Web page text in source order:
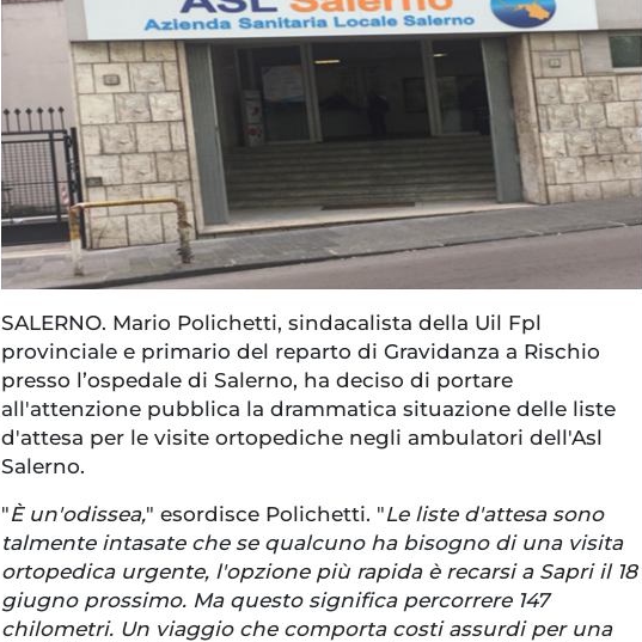
SALERNO. Mario Polichetti, sindacalista della Uil Fpl
provinciale e primario del reparto di Gravidanza a Rischio
presso l’ospedale di Salerno, ha deciso di portare
all'attenzione pubblica la drammatica situazione delle liste
d'attesa per le visite ortopediche negli ambulatori dell'Asl
Salerno.
"È un'odissea," esordisce Polichetti. "Le liste d'attesa sono
talmente intasate che se qualcuno ha bisogno di una visita
ortopedica urgente, l'opzione più rapida è recarsi a Sapri il 18
giugno prossimo. Ma questo significa percorrere 147
chilometri. Un viaggio che comporta costi assurdi per una